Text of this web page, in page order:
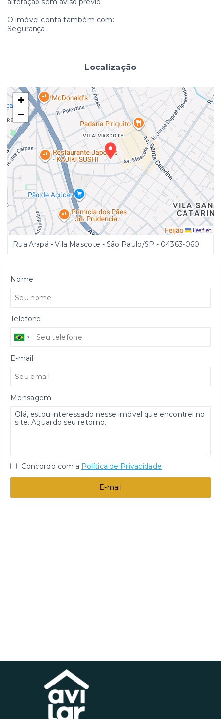
alteração sem aviso prévio.
O imóvel conta também com:
Segurança
Localização
+
−
Leaflet
Rua Arapá - Vila Mascote - São Paulo/SP - 04363-060
Nome
Telefone
E-mail
Mensagem
Concordo com a Política de Privacidade
E-mail